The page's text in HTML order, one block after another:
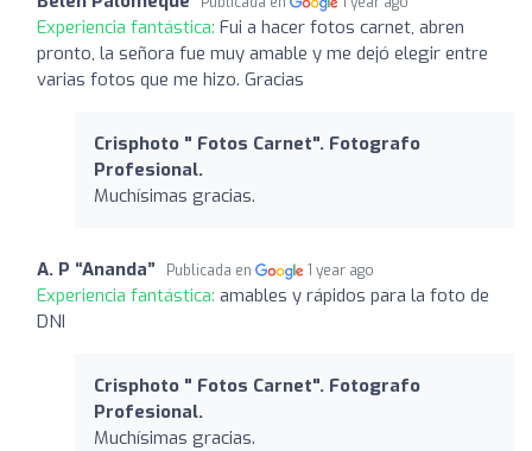
Experiencia fantástica: Fui a hacer fotos carnet, abren
pronto, la señora fue muy amable y me dejó elegir entre
varias fotos que me hizo. Gracias
Crisphoto " Fotos Carnet". Fotografo
Profesional.
Muchísimas gracias.
A. P “Ananda” Publicada en 1 year ago
Experiencia fantástica: amables y rápidos para la foto de
DNI
Crisphoto " Fotos Carnet". Fotografo
Profesional.
Muchísimas gracias.